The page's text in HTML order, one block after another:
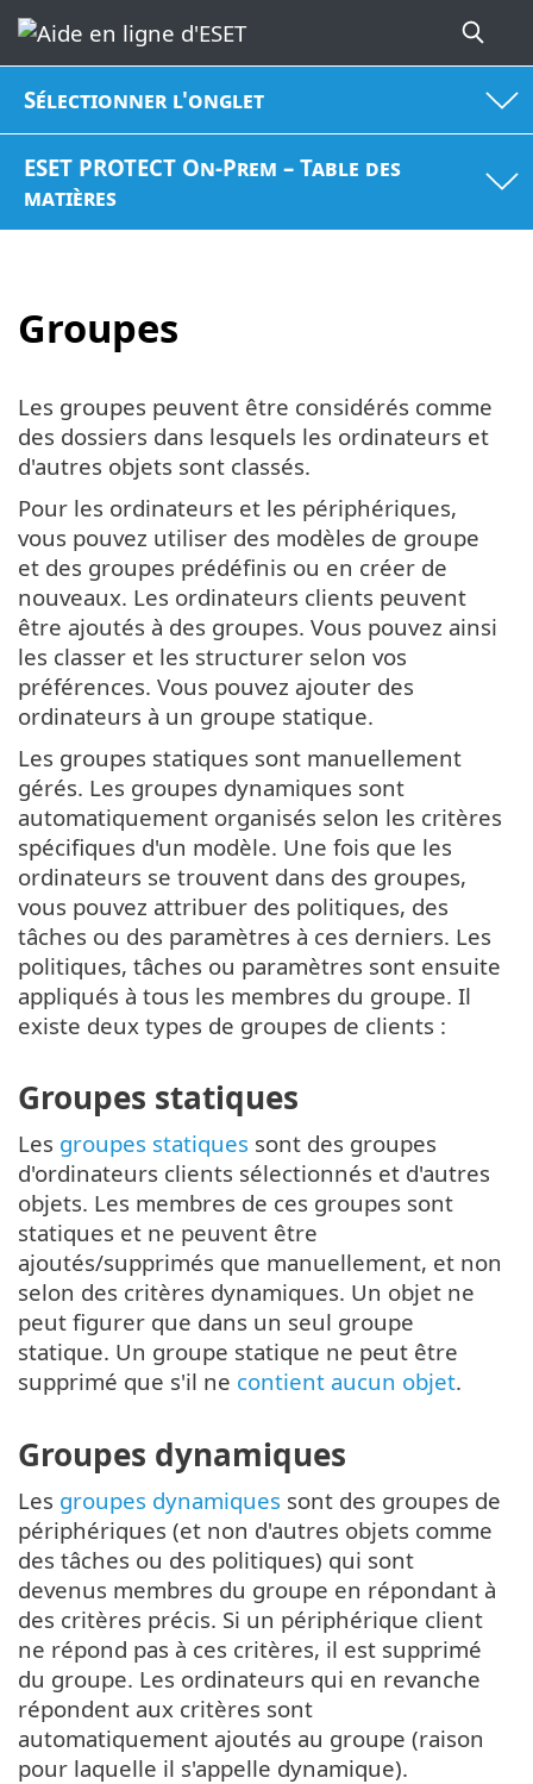
Sélectionner l'onglet
ESET PROTECT On-Prem – Table des
matières
Groupes
Les groupes peuvent être considérés comme
des dossiers dans lesquels les ordinateurs et
d'autres objets sont classés.
Pour les ordinateurs et les périphériques,
vous pouvez utiliser des modèles de groupe
et des groupes prédéfinis ou en créer de
nouveaux. Les ordinateurs clients peuvent
être ajoutés à des groupes. Vous pouvez ainsi
les classer et les structurer selon vos
préférences. Vous pouvez ajouter des
ordinateurs à un groupe statique.
Les groupes statiques sont manuellement
gérés. Les groupes dynamiques sont
automatiquement organisés selon les critères
spécifiques d'un modèle. Une fois que les
ordinateurs se trouvent dans des groupes,
vous pouvez attribuer des politiques, des
tâches ou des paramètres à ces derniers. Les
politiques, tâches ou paramètres sont ensuite
appliqués à tous les membres du groupe. Il
existe deux types de groupes de clients :
Groupes statiques
Les groupes statiques sont des groupes
d'ordinateurs clients sélectionnés et d'autres
objets. Les membres de ces groupes sont
statiques et ne peuvent être
ajoutés/supprimés que manuellement, et non
selon des critères dynamiques. Un objet ne
peut figurer que dans un seul groupe
statique. Un groupe statique ne peut être
supprimé que s'il ne contient aucun objet.
Groupes dynamiques
Les groupes dynamiques sont des groupes de
périphériques (et non d'autres objets comme
des tâches ou des politiques) qui sont
devenus membres du groupe en répondant à
des critères précis. Si un périphérique client
ne répond pas à ces critères, il est supprimé
du groupe. Les ordinateurs qui en revanche
répondent aux critères sont
automatiquement ajoutés au groupe (raison
pour laquelle il s'appelle dynamique).